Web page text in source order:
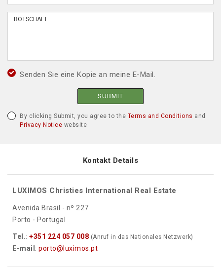
Senden Sie eine Kopie an meine E-Mail.
SUBMIT
By clicking Submit, you agree to the Terms and Conditions and
Privacy Notice website
Kontakt Details
LUXIMOS Christies International Real Estate
Avenida Brasil - nº 227
Porto - Portugal
Tel.: +351 224 057 008 (Anruf in das Nationales Netzwerk)
E-mail : porto@luximos.pt